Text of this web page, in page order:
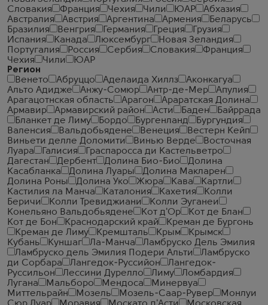
Словакия
Франция Чехия Чили ЮАР
Абхазия
Австралия
Австрия Аргентина Армения
Беларусь
Бразилия
Венгрия Германия Греция
Грузия
Испания
Канада Люксембург
Новая Зеландия
Португалия
Россия Сербия Словакия
Франция
Чехия
Чили
ЮАР
Регион
Венето
Абруццо Аделаида Хиллз
Аконкагуа
Альто Адидже
Анжу-Сомюр Антр-де-Мер
Апулия
Арагацотнская область
Арагон
Араратская Долина
Армавир
Армавирский район Асти Баден
Байррада
Бланкет де Лиму
Бордо Бургенланд
Бургундия
Валенсия
Вальдобьядене Венеция
Вестерн Кейп
Виньети делле Доломити
Винью Верде
Восточная
Луара
Галисия
Граспаросса ди Кастельветро
Дагестан
Дербент Долина Био-Био
Долина
Касабланка
Долина Луары
Долина Макларен
Долина Роны
Долина Уко Жюра Кава
Картли
Кастилия ла Манча
Каталония Кахетия
Колли
Беричи
Колли Тревиджиани
Колли Эуганеи
Конельяно Вальдобьядене
Кот д'Ор
Кот де Блан
Кот де Бон
Краснодарский край
Креман де Бургонь
Креман де Лиму
Кремшталь Крым
Крымск
Кубань
Куншаг Ла-Манча
Ламбруско Дель Эмилия
Ламбруско дель Эмилия Подери Альти
Ламбруско
ди Сорбара
Лангедок-Руссийон
Лангедок-
Руссильон
Лессини Дурелло Лиму
Ломбардия
Лугана
Мальборо Мендоса
Минервуа
Миттельрайн
Мозель Мозель-Саар-Рувер
Монлуи